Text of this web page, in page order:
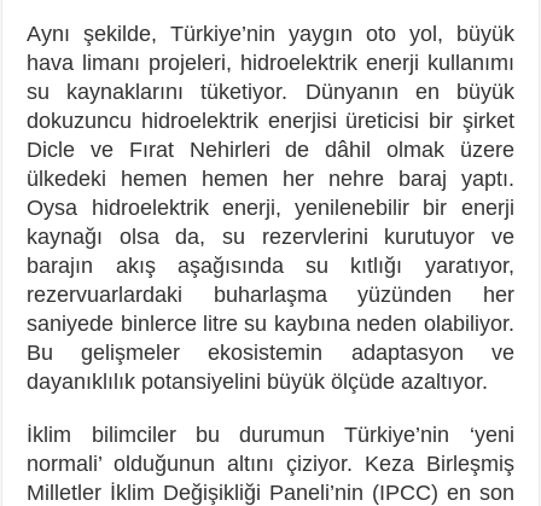
Aynı şekilde, Türkiye’nin yaygın oto yol, büyük
hava limanı projeleri, hidroelektrik enerji kullanımı
su kaynaklarını tüketiyor. Dünyanın en büyük
dokuzuncu hidroelektrik enerjisi üreticisi bir şirket
Dicle ve Fırat Nehirleri de dâhil olmak üzere
ülkedeki hemen hemen her nehre baraj yaptı.
Oysa hidroelektrik enerji, yenilenebilir bir enerji
kaynağı olsa da, su rezervlerini kurutuyor ve
barajın akış aşağısında su kıtlığı yaratıyor,
rezervuarlardaki buharlaşma yüzünden her
saniyede binlerce litre su kaybına neden olabiliyor.
Bu gelişmeler ekosistemin adaptasyon ve
dayanıklılık potansiyelini büyük ölçüde azaltıyor.
İklim bilimciler bu durumun Türkiye’nin ‘yeni
normali’ olduğunun altını çiziyor. Keza Birleşmiş
Milletler İklim Değişikliği Paneli’nin (IPCC) en son